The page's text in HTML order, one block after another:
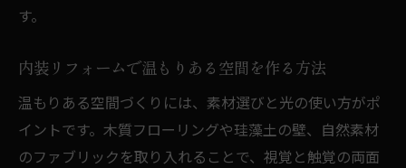
す。
内装リフォームで温もりある空間を作る方法
温もりある空間づくりには、素材選びと光の使い方がポ
イントです。木質フローリングや珪藻土の壁、自然素材
のファブリックを取り入れることで、視覚と触覚の両面